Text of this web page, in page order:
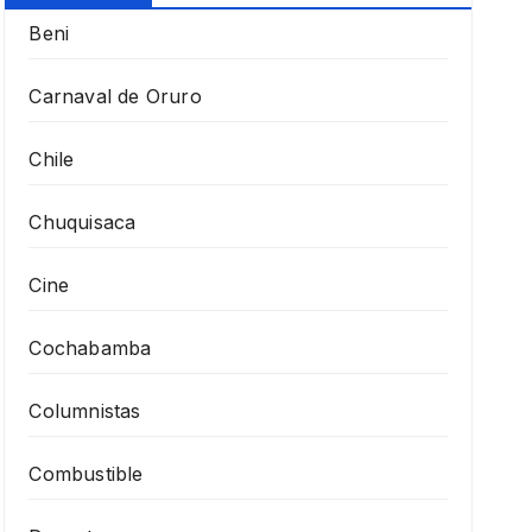
Beni
Carnaval de Oruro
Chile
Chuquisaca
Cine
Cochabamba
Columnistas
Combustible